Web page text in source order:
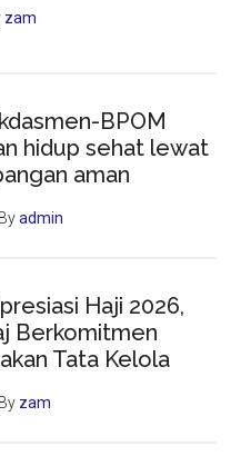
zam
BPOM
hidup sehat lewat
aman
Byadmin
Haji 2026,
Berkomitmen
Tata Kelola
By zam